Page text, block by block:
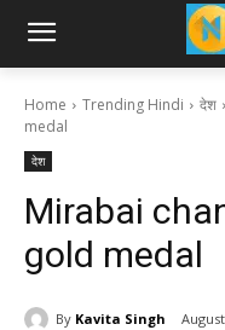
Home Trending Hindi देश
medal
देश
Mirabai
gold medal
By Kavita Singh